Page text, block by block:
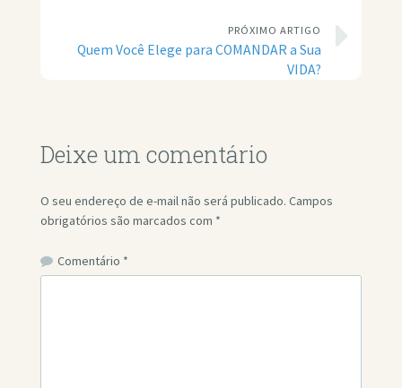
PRÓXIMO ARTIGO
Quem Você Elege para COMANDAR a Sua
VIDA?
Deixe um comentário
O seu endereço de e-mail não será publicado. Campos
obrigatórios são marcados com *
Comentário *